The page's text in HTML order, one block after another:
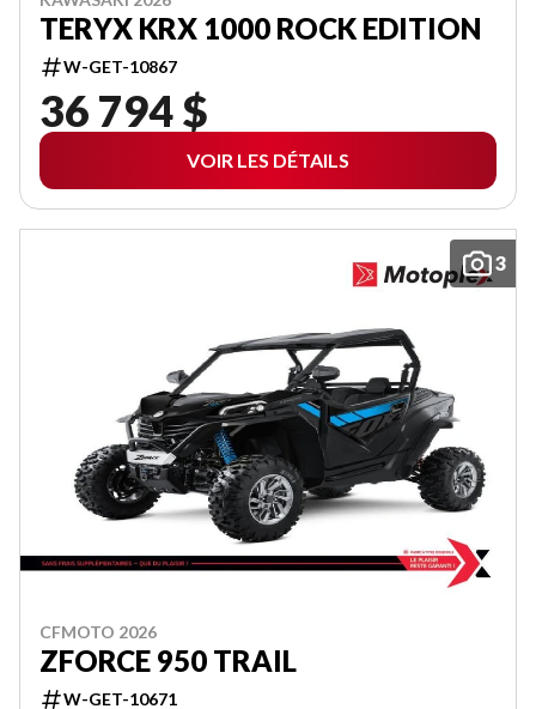
TERYX KRX 1000 ROCK EDITION
W-GET-10867
36 794 $
VOIR LES DÉTAILS
3
CFMOTO 2026
ZFORCE 950 TRAIL
W-GET-10671